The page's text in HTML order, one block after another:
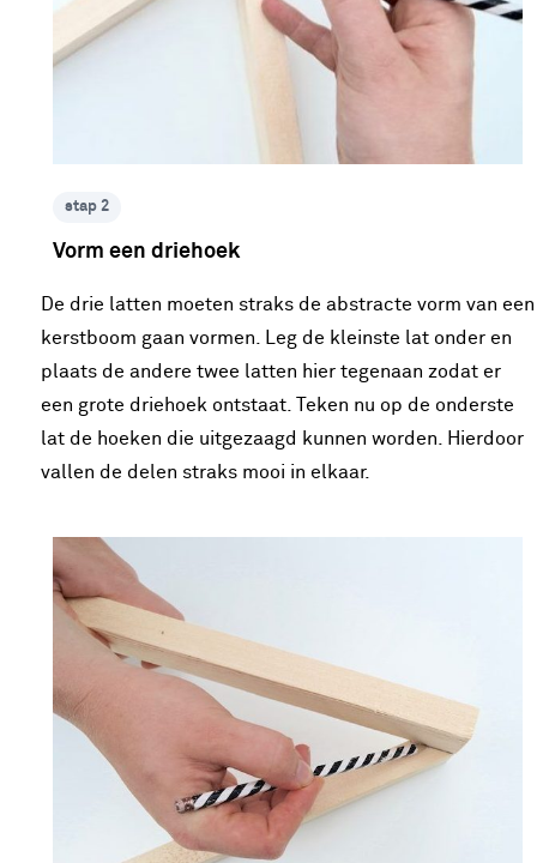
stap 2
Vorm een driehoek
De drie latten moeten straks de abstracte vorm van een
kerstboom gaan vormen. Leg de kleinste lat onder en
plaats de andere twee latten hier tegenaan zodat er
een grote driehoek ontstaat. Teken nu op de onderste
lat de hoeken die uitgezaagd kunnen worden. Hierdoor
vallen de delen straks mooi in elkaar.